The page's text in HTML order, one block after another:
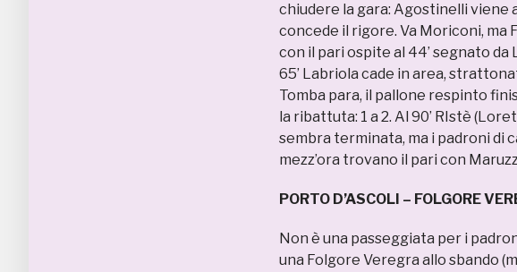
chiudere la gara: Agostinelli
concede il rigore. Va Moriconi, ma
con il pari ospite al 44’ segnato
65’ Labriola cade in area,
Tomba para, il pallone respinto
la ribattuta: 1 a 2. Al 90’ RIstè
sembra terminata, ma i padroni di
mezz’ora trovano il pari con
PORTO D’ASCOLI – FOLGORE
Non è una passeggiata per i
una Folgore Veregra allo sbando